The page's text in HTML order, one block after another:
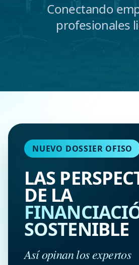
Conectando
profesionales
NUEVO DOSSIER OFISO
LAS
DE LA
SOSTENIBLE
Así opinan los expertos